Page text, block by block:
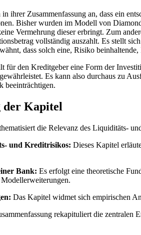
ihrer Zusammenfassung an, dass ein
Bisher wurden im Modell von
Vermehrung dieser erbringt. Zum
vollständig auszahlt. Es stellt
dass solch eine, Risiko
für den Kreditgeber eine Form der
Es kann also durchaus zu
beeinträchtigen.
der Kapitel
die Relevanz des Liquiditäts-
und Kreditrisikos: Dieses Kapitel
Bank: Es erfolgt eine theoretische
Das Kapitel widmet sich empirischen
rekapituliert die zentralen